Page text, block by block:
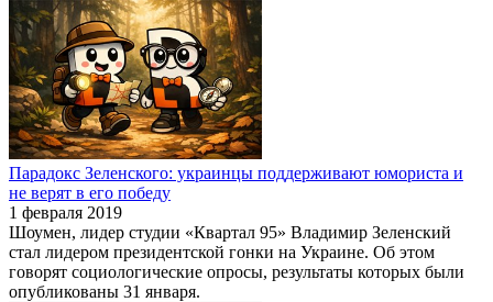
Парадокс Зеленского: украинцы поддерживают юмориста и
не верят в его победу
1 февраля 2019
Шоумен, лидер студии «Квартал 95» Владимир Зеленский
стал лидером президентской гонки на Украине. Об этом
говорят социологические опросы, результаты которых были
опубликованы 31 января.